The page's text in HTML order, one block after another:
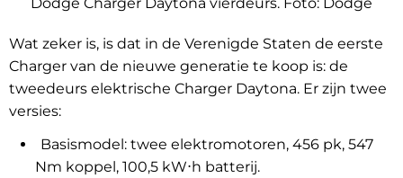
Dodge Charger Daytona vierdeurs. Foto: Dodge
Wat zeker is, is dat in de Verenigde Staten de eerste
Charger van de nieuwe generatie te koop is: de
tweedeurs elektrische Charger Daytona. Er zijn twee
versies:
Basismodel: twee elektromotoren, 456 pk, 547
Nm koppel, 100,5 kW⋅h batterij.